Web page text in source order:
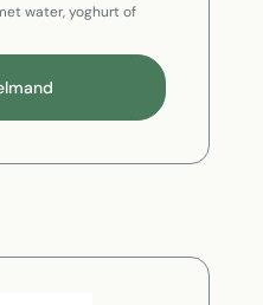
water, yoghurt of